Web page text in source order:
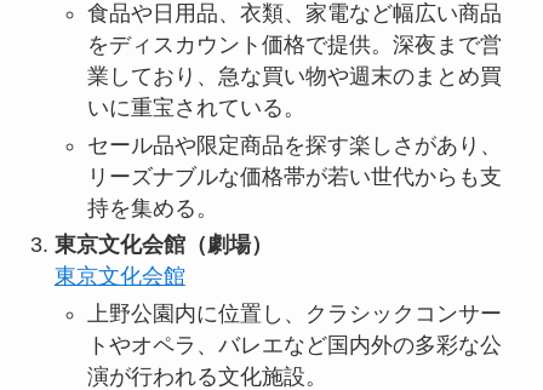
食品や日用品、衣類、家電など幅広い商品
をディスカウント価格で提供。深夜まで営
業しており、急な買い物や週末のまとめ買
いに重宝されている。
セール品や限定商品を探す楽しさがあり、
リーズナブルな価格帯が若い世代からも支
持を集める。
東京文化会館（劇場）
東京文化会館
上野公園内に位置し、クラシックコンサー
トやオペラ、バレエなど国内外の多彩な公
演が行われる文化施設。